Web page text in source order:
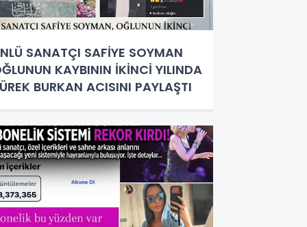
SANATÇI SAFİYE SOYMAN
KAYBININ İKİNCİ YILINDA
BURKAN ACISINI PAYLAŞTI